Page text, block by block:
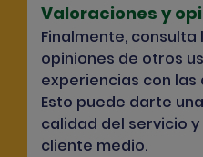
Valoraciones y
Finalmente,
opiniones de otros
experiencias con
Esto puede darte
calidad del servicio
cliente medio.